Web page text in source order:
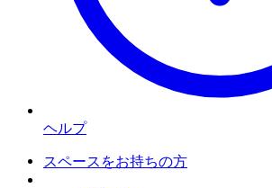
ヘルプ
スペースをお持ちの方